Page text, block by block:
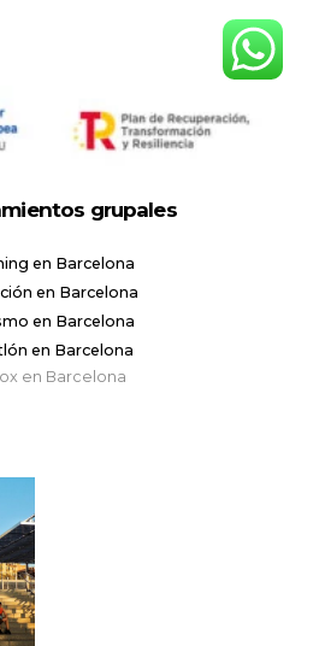
grupales
en Barcelona
en Barcelona
en Barcelona
en Barcelona
en Barcelona